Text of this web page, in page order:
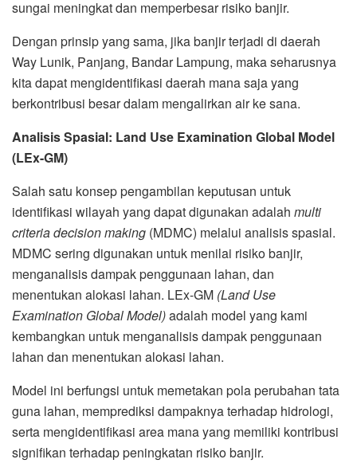
sungai meningkat dan memperbesar risiko banjir.
Dengan prinsip yang sama, jika banjir terjadi di daerah
Way Lunik, Panjang, Bandar Lampung, maka seharusnya
kita dapat mengidentifikasi daerah mana saja yang
berkontribusi besar dalam mengalirkan air ke sana.
Analisis Spasial: Land Use Examination Global Model
(LEx-GM)
Salah satu konsep pengambilan keputusan untuk
identifikasi wilayah yang dapat digunakan adalah multi
criteria decision making (MDMC) melalui analisis spasial.
MDMC sering digunakan untuk menilai risiko banjir,
menganalisis dampak penggunaan lahan, dan
menentukan alokasi lahan. LEx-GM (Land Use
Examination Global Model)adalah model yang kami
kembangkan untuk menganalisis dampak penggunaan
lahan dan menentukan alokasi lahan.
Model ini berfungsi untuk memetakan pola perubahan tata
guna lahan, memprediksi dampaknya terhadap hidrologi,
serta mengidentifikasi area mana yang memiliki kontribusi
signifikan terhadap peningkatan risiko banjir.